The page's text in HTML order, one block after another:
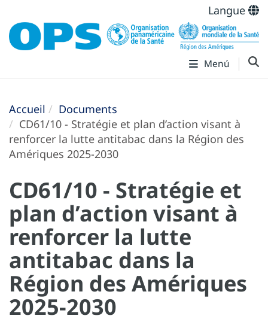
Langue
Menú
Accueil
Documents
CD61/10 - Stratégie et plan d’action visant à
renforcer la lutte antitabac dans la Région des
Amériques 2025-2030
CD61/10 - Stratégie et
plan d’action visant à
renforcer la lutte
antitabac dans la
Région des Amériques
2025-2030